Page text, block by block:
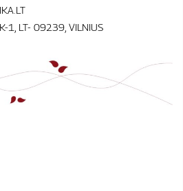
1, LT- 09239, VILNIUS